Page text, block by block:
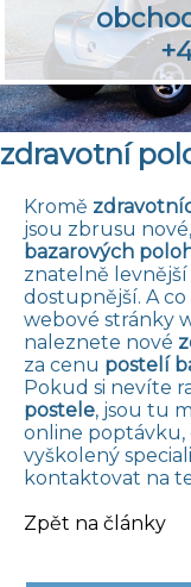
zdravotní
Kromě
jsou zbrusu
bazarových
znatelně levnější
dostupnější. A
webové stránky
naleznete nové
za cenu postelí
Pokud si nevíte
postele, jsou tu
online poptávku,
vyškolený
kontaktovat na
Zpět na články